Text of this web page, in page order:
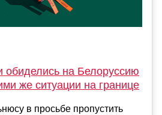
обиделись на Белоруссию
же ситуации на границе
в просьбе пропустить